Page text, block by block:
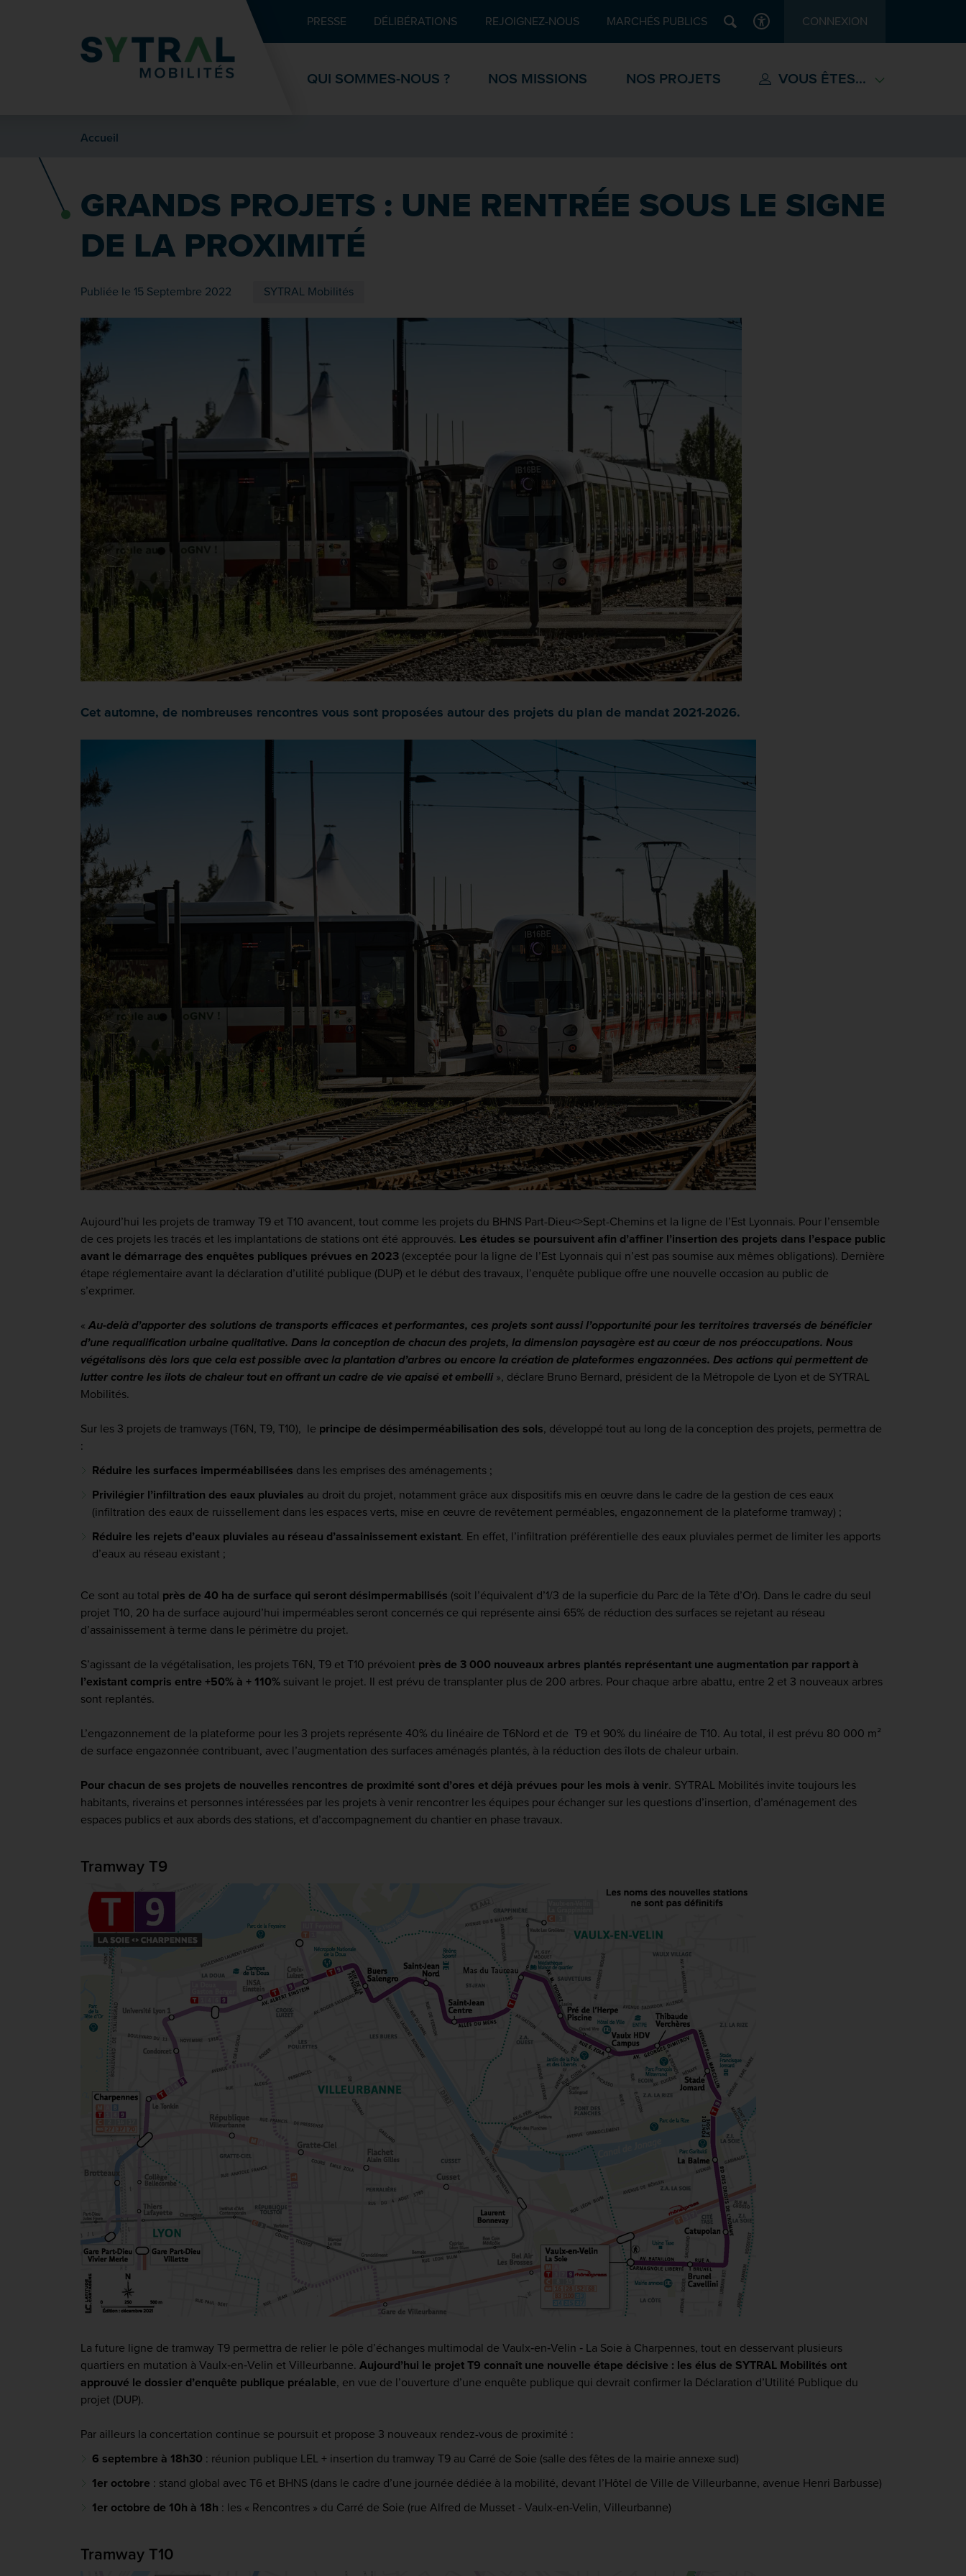
Recherche Pied de page
PRESSE DÉLIBÉRATIONS REJOIGNEZ-NOUS MARCHÉS PUBLICS Recherche
ACCESSIBILITÉCONNEXION
QUI SOMMES-NOUS ? NOS MISSIONS NOS PROJETS VOUS ÊTES...
Accueil
GRANDS PROJETS : UNE RENTRÉE SOUS LE SIGNE
DE LA PROXIMITÉ
Publiée le 15 Septembre 2022 SYTRAL Mobilités
Cet automne, de nombreuses rencontres vous sont proposées autour des projets du plan de mandat 2021-2026.
Aujourd’hui les projets de tramway T9 et T10 avancent, tout comme les projets du BHNS Part-Dieu<>Sept-Chemins et la ligne de l’Est Lyonnais. Pour l’ensemble
de ces projets les tracés et les implantations de stations ont été approuvés. Les études se poursuivent afin d’affiner l’insertion des projets dans l’espace public
avant le démarrage des enquêtes publiques prévues en 2023 (exceptée pour la ligne de l’Est Lyonnais qui n’est pas soumise aux mêmes obligations). Dernière
étape réglementaire avant la déclaration d’utilité publique (DUP) et le début des travaux, l’enquête publique offre une nouvelle occasion au public de
s’exprimer.
«Au-delà d’apporter des solutions de transports efficaces et performantes, ces projets sont aussi l’opportunité pour les territoires traversés de bénéficier
d’une requalification urbaine qualitative. Dans la conception de chacun des projets, la dimension paysagère est au cœur de nos préoccupations. Nous
végétalisons dès lors que cela est possible avec la plantation d’arbres ou encore la création de plateformes engazonnées. Des actions qui permettent de
lutter contre les îlots de chaleur tout en offrant un cadre de vie apaisé etembelli », déclare Bruno Bernard, président de la Métropole de Lyon et de SYTRAL
Mobilités.
Sur les 3 projets de tramways (T6N, T9, T10), le principe de désimperméabilisation des sols, développé tout au long de la conception des projets, permettra de
:
Réduire les surfaces imperméabilisées dans les emprises des aménagements ;
Privilégier l’infiltration des eaux pluviales au droit du projet, notamment grâce aux dispositifs mis en œuvre dans le cadre de la gestion de ces eaux
(infiltration des eaux de ruissellement dans les espaces verts, mise en œuvre de revêtement perméables, engazonnement de la plateforme tramway) ;
Réduire les rejets d’eaux pluviales au réseau d’assainissement existant. En effet, l’infiltration préférentielle des eaux pluviales permet de limiter les apports
d’eaux au réseau existant ;
Ce sont au total près de 40 ha de surface qui seront désimpermabilisés (soit l’équivalent d’1/3 de la superficie du Parc de la Tête d’Or). Dans le cadre du seul
projet T10, 20 ha de surface aujourd’hui imperméables seront concernés ce qui représente ainsi 65% de réduction des surfaces se rejetant au réseau
d’assainissement à terme dans le périmètre du projet.
S’agissant de la végétalisation, les projets T6N, T9 et T10 prévoient près de 3 000 nouveaux arbres plantés représentant une augmentation par rapport à
l’existant compris entre +50% à + 110% suivant le projet. Il est prévu de transplanter plus de 200 arbres. Pour chaque arbre abattu, entre 2 et 3 nouveaux arbres
sont replantés.
L’engazonnement de la plateforme pour les 3 projets représente 40% du linéaire de T6Nord et de T9 et 90% du linéaire de T10. Au total, il est prévu 80 000 m²
de surface engazonnée contribuant, avec l’augmentation des surfaces aménagés plantés, à la réduction des îlots de chaleur urbain.
Pour chacun de ses projets de nouvelles rencontres de proximité sont d’ores et déjà prévues pour les mois à venir. SYTRAL Mobilités invite toujours les
habitants, riverains et personnes intéressées par les projets à venir rencontrer les équipes pour échanger sur les questions d’insertion, d’aménagement des
espaces publics et aux abords des stations, et d’accompagnement du chantier en phase travaux.
Tramway T9
La future ligne de tramway T9 permettra de relier le pôle d’échanges multimodal de Vaulx‐en‐Velin ‐ La Soie à Charpennes, tout en desservant plusieurs
quartiers en mutation à Vaulx‐en‐Velin et Villeurbanne. Aujourd’hui le projet T9 connaît une nouvelle étape décisive : les élus de SYTRAL Mobilités ont
approuvé le dossier d’enquête publique préalable, en vue de l’ouverture d’une enquête publique qui devrait confirmer la Déclaration d’Utilité Publique du
projet (DUP).
Par ailleurs la concertation continue se poursuit et propose 3 nouveaux rendez-vous de proximité :
6 septembre à 18h30 : réunion publique LEL + insertion du tramway T9 au Carré de Soie (salle des fêtes de la mairie annexe sud)
1er octobre : stand global avec T6 et BHNS (dans le cadre d’une journée dédiée à la mobilité, devant l’Hôtel de Ville de Villeurbanne, avenue Henri Barbusse)
1er octobre de 10h à 18h : les « Rencontres » du Carré de Soie (rue Alfred de Musset - Vaulx-en-Velin, Villeurbanne)
Tramway T10